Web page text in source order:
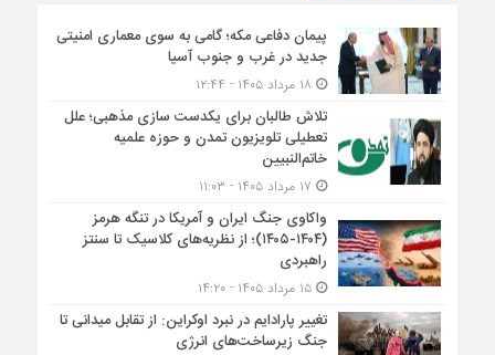
پیمان دفاعی مکه؛ گامی به سوی معماری امنیتی
جدید در غرب و جنوب آسیا
تلاش طالبان برای یکدست سازی مذهبی؛ علل
تعطیلی تلویزیون تمدن و حوزه علمیه
خاتم‌النبیین
واکاوی جنگ ایران و آمریکا در تنگه هرمز
(۱۴۰۴-۱۴۰۵)؛ از نظریه‌های کلاسیک تا سنتز
راهبردی
۱۵ مرداد ۱۴۰۵ - ۱۴:۲۰
تغییر پارادایم در نبرد اوکراین: از تقابل میدانی تا
جنگ زیرساخت‌های انرژی